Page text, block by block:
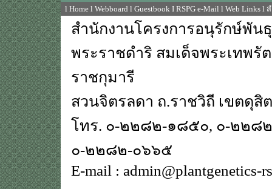
l Home l Webboard l Guestbook I RSPG e-Mail l Web Links l
สำนักงานโครงการอนุรักษ์พัน
พระราชดำริ สมเด็จพระเทพรั
ราชกุมารี
สวนจิตรลดา ถ.ราชวิถี เขตดุสิ
โทร. ๐-๒๒๘๒-๑๘๕๐, ๐-๒๒๘
๐-๒๒๘๒-๐๖๖๕
E-mail : admin@plantgenetics-